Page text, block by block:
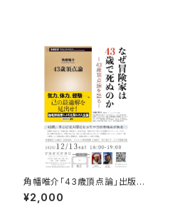
角幡唯介「43歳頂点論」出版記
念トークイベント録画視聴権
¥2,000